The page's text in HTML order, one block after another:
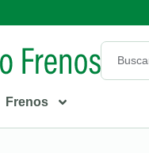
Frenos